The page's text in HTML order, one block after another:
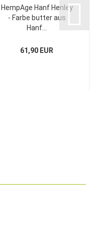
HempAge Hanf Henley
- Farbe butter aus
Hanf...
61,90 EUR